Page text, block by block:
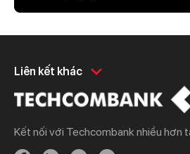
Liên kết khác
Khách hàng cá nhân
Tiết kiệm
Vay
Vay
Kết nối với Techcombank nhiều hơn